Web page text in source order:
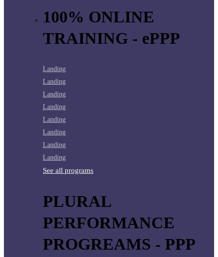
100% ONLINE
TRAINING - ePPP
Landing
Landing
Landing
Landing
Landing
Landing
Landing
Landing
See all programs
PLURAL
PERFORMANCE
PROGREAMS - PPP